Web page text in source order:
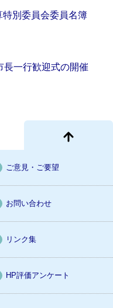
別委員会委員名簿
長一行歓迎式の開催
ご意見・ご要望
お問い合わせ
リンク集
HP評価アンケート